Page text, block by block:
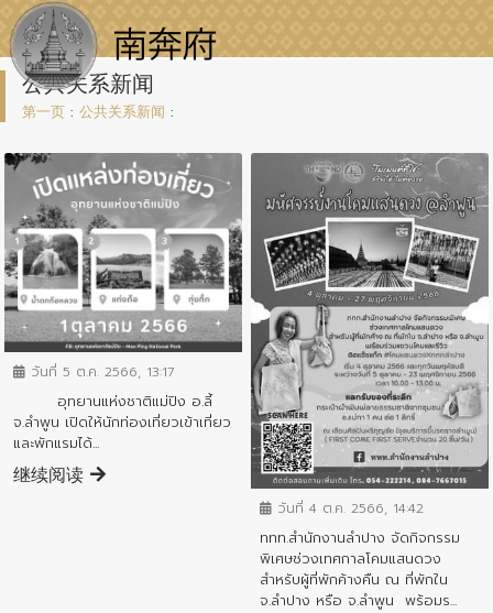
公共关系新闻
第一页 : 公共关系新闻 :
ข่าวประชาสัมพันธ์
วันที่ 5 ต.ค. 2566, 13:17
อุทยานแห่งชาติแม่ปิง อ.ลี้
จ.ลำพูน เปิดให้นักท่องเที่ยวเข้าเที่ยว
และพักแรมได้...
继续阅读 ข่าวประชาสัมพันธ์
วันที่ 4 ต.ค. 2566, 14:42
ททท.สำนักงานลำปาง จัดกิจกรรม
พิเศษช่วงเทศกาลโคมแสนดวง
สำหรับผู้ที่พักค้างคืน ณ ที่พักใน
จ.ลำปาง หรือ จ.ลำพูน พร้อมร...